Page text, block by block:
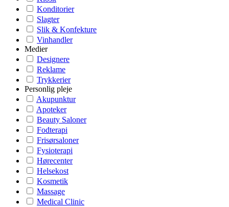
Konditorier
Slagter
Slik & Konfekture
Vinhandler
Medier
Designere
Reklame
Trykkerier
Personlig pleje
Akupunktur
Apoteker
Beauty Saloner
Fodterapi
Frisørsaloner
Fysioterapi
Hørecenter
Helsekost
Kosmetik
Massage
Medical Clinic